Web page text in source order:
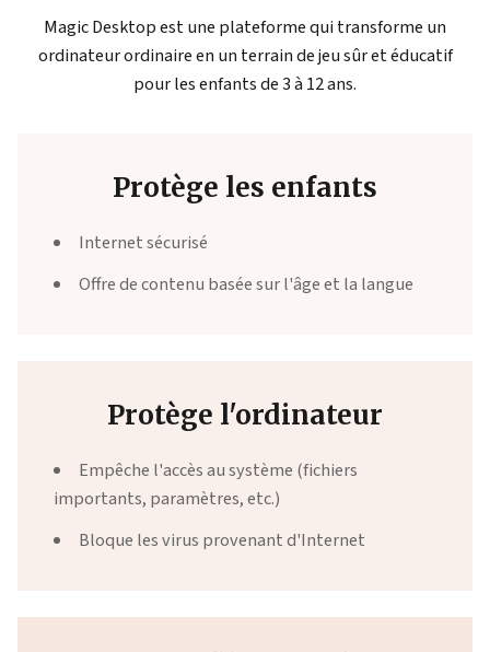
Magic Desktop est une plateforme qui transforme un
ordinateur ordinaire en un terrain de jeu sûr et éducatif
pour les enfants de 3 à 12 ans.
Protège les enfants
Internet sécurisé
Offre de contenu basée sur l'âge et la langue
Protège l'ordinateur
Empêche l'accès au système (fichiers
importants, paramètres, etc.)
Bloque les virus provenant d'Internet